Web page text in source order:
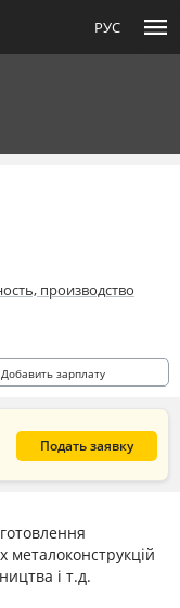
РУС menu
производство
Добавить зарплату
Подать заявку
металоконструкцій
і т.д.